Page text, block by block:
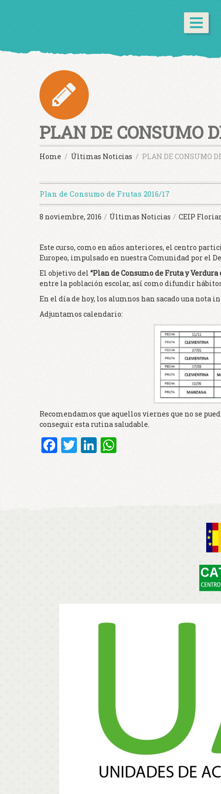
PLAN DE CONSUMO
Home Últimas Noticias PLAN DE CONSUMO
Plan de Consumo de Frutas 2016/17
8 noviembre, 2016 / Últimas Noticias / CEIP
Este curso, como en años anteriores, el centro
Europeo, impulsado en nuestra Comunidad por el
El objetivo del “Plan de Consumo de Fruta y Verdura
entre la población escolar, así como difundir
En el día de hoy, los alumnos han sacado una
Adjuntamos calendario:
Recomendamos que aquellos viernes que no se
conseguir esta rutina saludable.
Facebook
TwitterLinkedIn
WhatsApp